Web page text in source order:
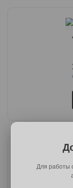
Для работы